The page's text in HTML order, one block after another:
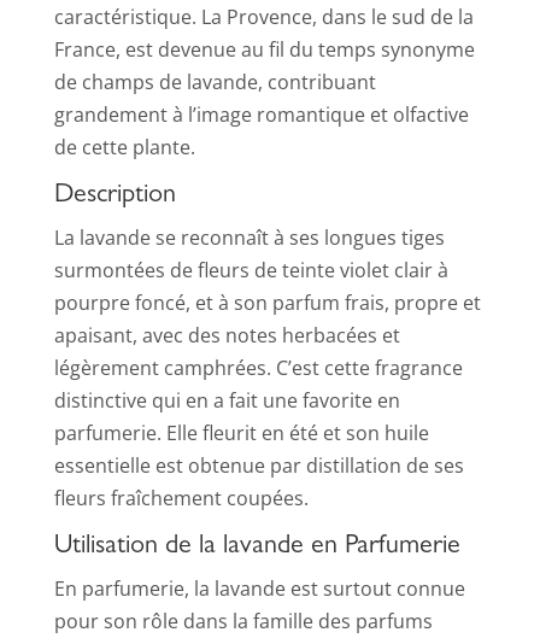
caractéristique. La Provence, dans le sud de la
France, est devenue au fil du temps synonyme
de champs de lavande, contribuant
grandement à l’image romantique et olfactive
de cette plante.
Description
La lavande se reconnaît à ses longues tiges
surmontées de fleurs de teinte violet clair à
pourpre foncé, et à son parfum frais, propre et
apaisant, avec des notes herbacées et
légèrement camphrées. C’est cette fragrance
distinctive qui en a fait une favorite en
parfumerie. Elle fleurit en été et son huile
essentielle est obtenue par distillation de ses
fleurs fraîchement coupées.
Utilisation de la lavande en Parfumerie
En parfumerie, la lavande est surtout connue
pour son rôle dans la famille des parfums